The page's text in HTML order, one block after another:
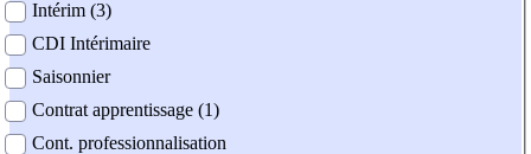
Intérim (3)
CDI Intérimaire
Saisonnier
Contrat apprentissage (1)
Cont. professionnalisation